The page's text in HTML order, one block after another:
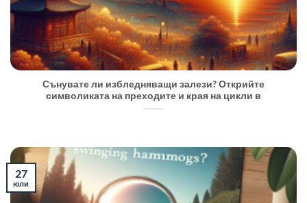
Сънувате ли избледняващи залези? Открийте
символиката на преходите и края на цикли в
27
юли